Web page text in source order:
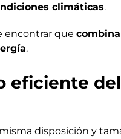
climáticas.
encontrar que
.
eficiente
disposición y